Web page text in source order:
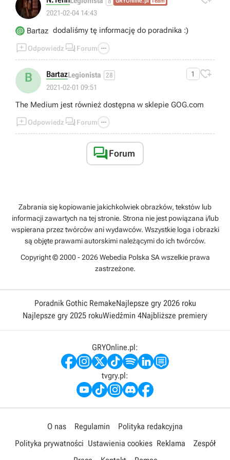
2021-02-04 14:43
Bartaz dodaliśmy tę informację do poradnika :)
Odpowiedz  Forum 
B BartazLegionista 28
2021-02-01 09:51
1 
The Medium jest również dostępna w sklepie GOG.com
Odpowiedz  Forum 
Forum
Zabrania się kopiowanie jakichkolwiek obrazków, tekstów lub
informacji zawartych na tej stronie. Strona nie jest powiązana i/lub
wspierana przez twórców ani wydawców. Wszystkie loga i obrazki
są objęte prawami autorskimi należącymi do ich twórców.
Copyright © 2000 - 2026 Webedia Polska SA wszelkie prawa
zastrzeżone.
Poradnik Gothic RemakeNajlepsze gry 2026 roku
Najlepsze gry 2025 rokuWiedźmin 4Najbliższe premiery
GRYOnline.pl:
tvgry.pl:
O nas Regulamin
Polityka redakcyjna
Polityka prywatności Ustawienia cookies Reklama
Zespół